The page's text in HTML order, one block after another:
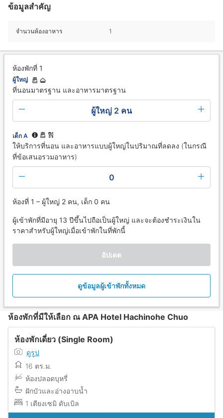
ข้อมูลสำคัญ
จำนวนห้องอาหาร 1
ห้องพักที่ 1
ผู้ใหญ่
ที่นอนมาตรฐาน และอาหารมาตรฐาน
ผู้ใหญ่ 2 คน
เด็ก A
ให้บริการที่นอน และอาหารแบบผู้ใหญ่ในปริมาณที่ลดลง (ในกรณี
ที่ข้อเสนอรวมอาหาร)
0
ห้องที่ 1 – ผู้ใหญ่ 2 คน, เด็ก 0 คน
ผู้เข้าพักที่มีอายุ 13 ปีขึ้นไปถือเป็นผู้ใหญ่ และจะต้องชำระเงินใน
ราคาสำหรับผู้ใหญ่เมื่อเข้าพักในที่พักนี้
อัปเดต
ดูข้อมูลผู้เข้าพักทั้งหมด
ห้องพักที่มีให้เลือก ณ APA Hotel Hachinohe Chuo
ห้องพักเดี่ยว (Single Room)
ดูรูป
16 ตร.ม.
ห้องปลอดบุหรี่
ฝักบัวและอ่างอาบน้ำ
1 เตียงเซมิ ดับเบิล